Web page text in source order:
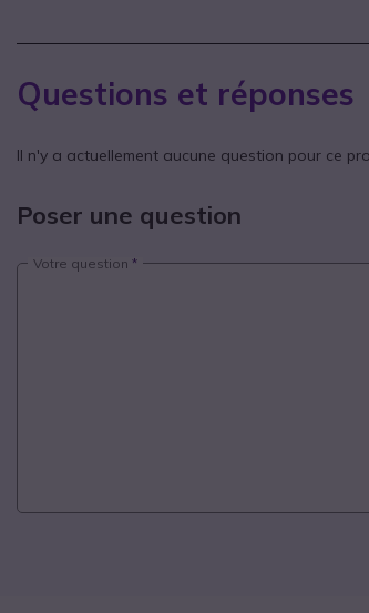
Questions et réponses
Il n'y a actuellement aucune question pour ce
Poser une question
Votre question